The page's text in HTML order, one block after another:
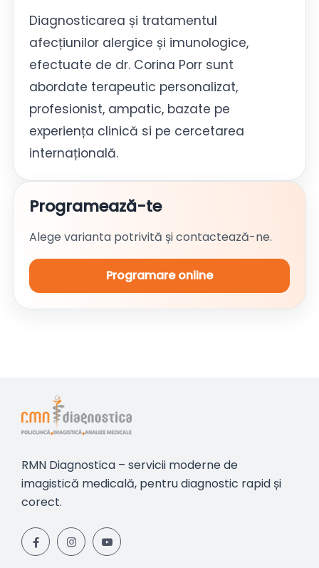
Diagnosticarea și tratamentul
afecțiunilor alergice și imunologice,
efectuate de dr. Corina Porr sunt
abordate terapeutic personalizat,
profesionist, ampatic, bazate pe
experiența clinică si pe cercetarea
internațională.
Programează-te
Alege varianta potrivită și contactează-ne.
Programare online
RMN Diagnostica – servicii moderne de
imagistică medicală, pentru diagnostic rapid și
corect.